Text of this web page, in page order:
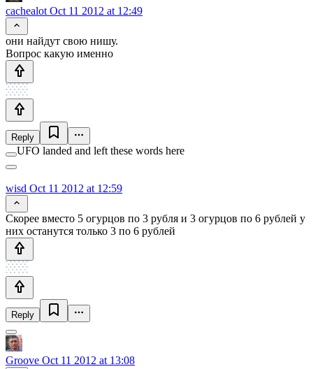
cachealot Oct 11 2012 at 12:49
они найдут свою нишу.
Вопрос какую именно
Reply
UFO landed and left these words here
wisd Oct 11 2012 at 12:59
Скорее вместо 5 огурцов по 3 рубля и 3 огурцов по 6 рублей у
них останутся только 3 по 6 рублей
Reply
Groove Oct 11 2012 at 13:08